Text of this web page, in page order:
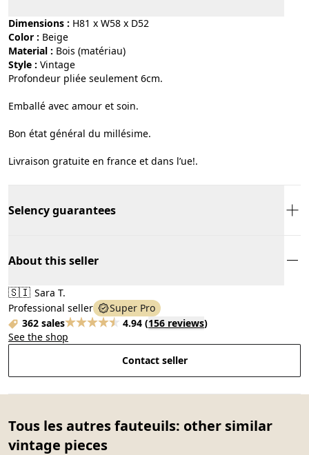
Dimensions : H81 x W58 x D52
Color :
beige
Material :
bois (matériau)
Style :
vintage
Profondeur pliée seulement 6cm.
Emballé avec amour et soin.
Bon état général du millésime.
Livraison gratuite en france et dans l’ue!.
Selency guarantees
About this seller
🇸🇮 Sara T.
Professional seller
Super Pro
362 sales
4.94 (156 reviews)
See the shop
Contact seller
Tous les autres fauteuils: other similar
vintage pieces